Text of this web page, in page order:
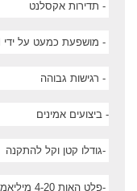
- תדירות אקסלנט
- מושפעת כמעט על ידי
- רגישות גבוהה
- ביצועים אמינים
-גודלו קטן וקל להתקנה
-פלט האות 4-20 מיליאמפר